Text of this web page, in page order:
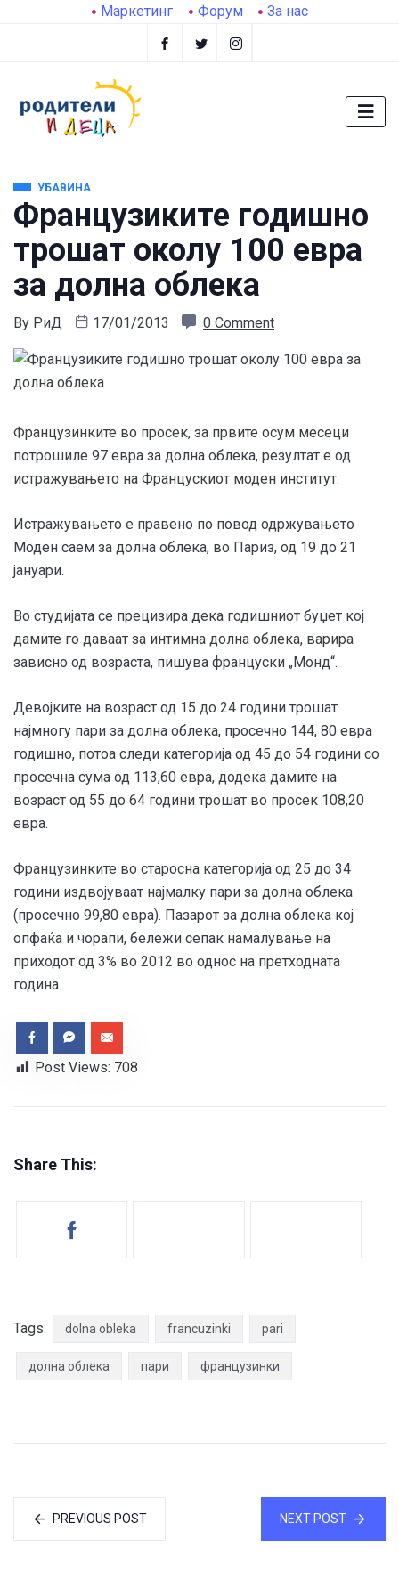
Маркетинг Форум За нас
УБАВИНА
Французиките годишно
трошат околу 100 евра
за долна облека
By РиД 17/01/2013 0 Comment
Французинките во просек, за првите осум месеци
потрошиле 97 евра за долна облека, резултат е од
истражувањето на Францускиот моден институт.
Истражувањето е правено по повод одржувањето
Моден саем за долна облека, во Париз, од 19 до 21
јануари.
Во студијата се прецизира дека годишниот буџет кој
дамите го даваат за интимна долна облека, варира
зависно од возраста, пишува француски „Монд“.
Девојките на возраст од 15 до 24 години трошат
најмногу пари за долна облека, просечно 144, 80 евра
годишно, потоа следи категорија од 45 до 54 години со
просечна сума од 113,60 евра, додека дамите на
возраст од 55 до 64 години трошат во просек 108,20
евра.
Французинките во старосна категорија од 25 до 34
години издвојуваат најмалку пари за долна облека
(просечно 99,80 евра). Пазарот за долна облека кој
опфаќа и чорапи, бележи сепак намалување на
приходот од 3% во 2012 во однос на претходната
година.
Post Views: 708
Share This:
Tags: dolna obleka francuzinki pari
долна облека пари французинки
PREVIOUS POST NEXT POST